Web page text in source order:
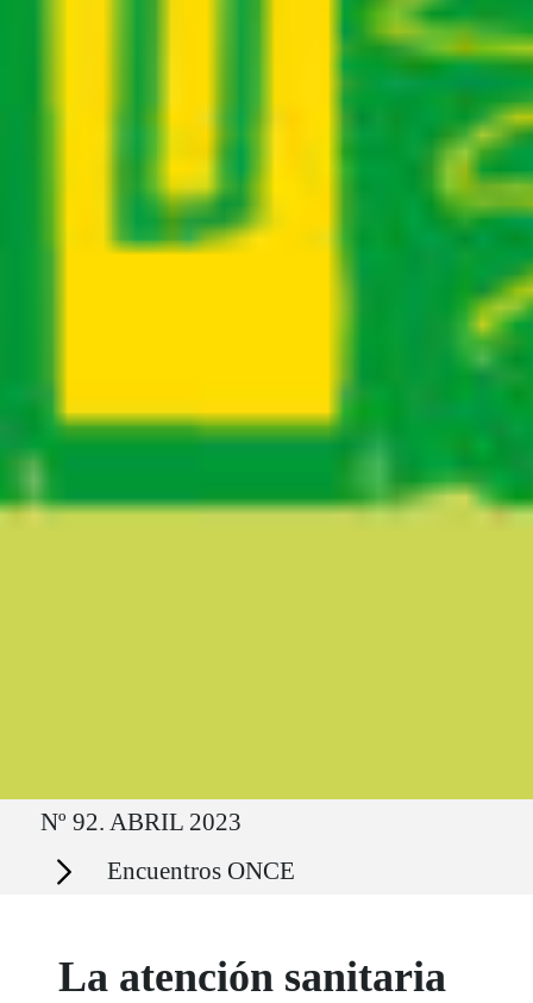
Ruta del sitio
Nº 92. ABRIL 2023
Secciones Encuentros ONCE
La atención sanitaria